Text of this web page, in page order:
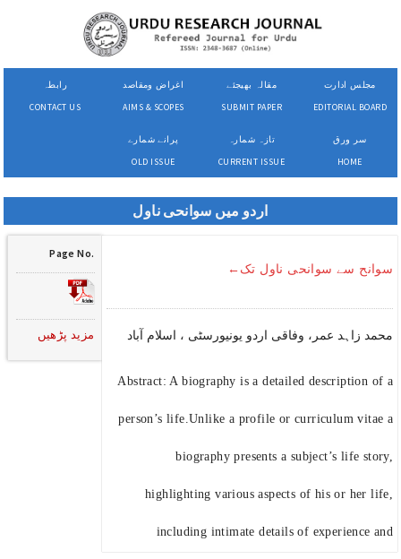
رابطہ
CONTACT US
اغراض ومقاصد
AIMS & SCOPES
مقالہ بھیجئے
SUBMIT PAPER
مجلس ادارت
EDITORIAL BOARD
پرانے شمارے
OLD ISSUE
تازہ شمارہ
CURRENT ISSUE
سر ورق
HOME
اردو میں سوانحی ناول
سوانح سے سوانحی ناول تک←
محمد زاہد عمر، وفاقی اردو یونیورسٹی ، اسلام آباد
Abstract: A biography is a detailed description of a
person’s life.Unlike a profile or curriculum vitae a
biography presents a subject’s life story,
highlighting various aspects of his or her life,
including intimate details of experience and
Page No.
مزید پڑھیں